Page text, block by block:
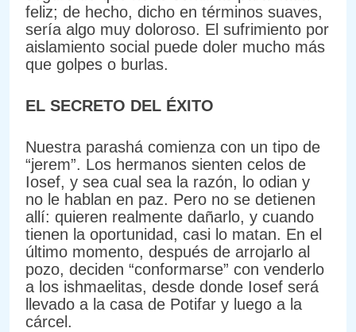
feliz; de hecho, dicho en términos suaves,
sería algo muy doloroso. El sufrimiento por
aislamiento social puede doler mucho más
que golpes o burlas.
EL SECRETO DEL ÉXITO
Nuestra parashá comienza con un tipo de
“jerem”. Los hermanos sienten celos de
Iosef, y sea cual sea la razón, lo odian y
no le hablan en paz. Pero no se detienen
allí: quieren realmente dañarlo, y cuando
tienen la oportunidad, casi lo matan. En el
último momento, después de arrojarlo al
pozo, deciden “conformarse” con venderlo
a los ishmaelitas, desde donde Iosef será
llevado a la casa de Potifar y luego a la
cárcel.